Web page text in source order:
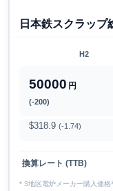
日本鉄スクラップ
H2
50000 円
(-200)
$318.9 (-1.74)
換算レート (TTB)
* 3地区電炉メーカー購入価格